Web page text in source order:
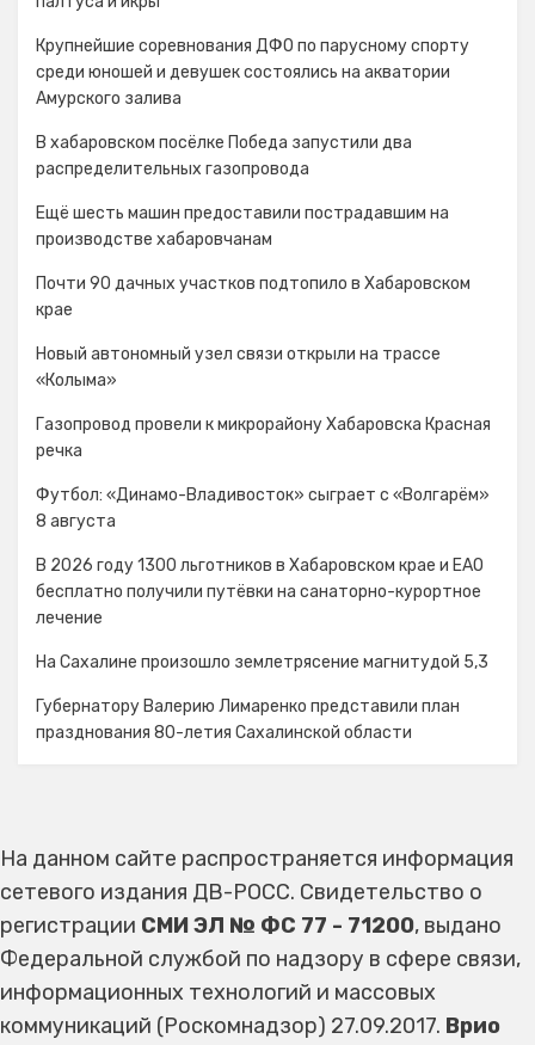
Крупнейшие соревнования ДФО по парусному спорту
среди юношей и девушек состоялись на акватории
Амурского залива
В хабаровском посёлке Победа запустили два
распределительных газопровода
Ещё шесть машин предоставили пострадавшим на
производстве хабаровчанам
Почти 90 дачных участков подтопило в Хабаровском
крае
Новый автономный узел связи открыли на трассе
«Колыма»
Газопровод провели к микрорайону Хабаровска Красная
речка
Футбол: «Динамо-Владивосток» сыграет с «Волгарём»
8 августа
В 2026 году 1300 льготников в Хабаровском крае и ЕАО
бесплатно получили путёвки на санаторно-курортное
лечение
На Сахалине произошло землетрясение магнитудой 5,3
Губернатору Валерию Лимаренко представили план
празднования 80-летия Сахалинской области
На данном сайте распространяется информация
сетевого издания ДВ-РОСС. Свидетельство о
регистрации СМИ ЭЛ № ФС 77 - 71200, выдано
Федеральной службой по надзору в сфере связи,
информационных технологий и массовых
коммуникаций (Роскомнадзор) 27.09.2017. Врио